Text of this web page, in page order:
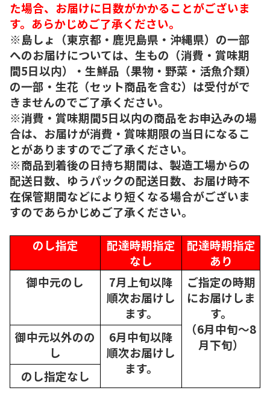
た場合、お届けに日数がかかることがございま
す。あらかじめご了承ください。
※島しょ（東京都・鹿児島県・沖縄県）の一部
へのお届けについては、生もの（消費・賞味期
間5日以内）・生鮮品（果物・野菜・活魚介類）
の一部・生花（セット商品を含む）は受付がで
きませんのでご了承ください。
※消費・賞味期間5日以内の商品をお申込みの場
合は、お届けが消費・賞味期限の当日になるこ
とがありますのでご了承ください。
※商品到着後の日持ち期間は、製造工場からの
配送日数、ゆうパックの配送日数、お届け時不
在保管期間などにより短くなる場合がございま
すのであらかじめご了承ください。
のし指定
配達時期指定
なし
配達時期指定
あり
御中元のし
7月上旬以降
順次お届けし
ます。
ご指定の時期
にお届けしま
す。
（6月中旬～8
月下旬）
御中元以外のの
し
6月中旬以降
順次お届けし
ます。
のし指定なし